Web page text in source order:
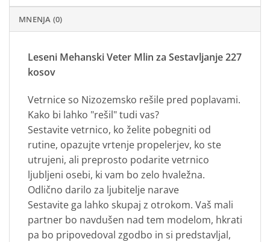
MNENJA (0)
Leseni Mehanski Veter Mlin za Sestavljanje 227
kosov
Vetrnice so Nizozemsko rešile pred poplavami.
Kako bi lahko "rešil" tudi vas?
Sestavite vetrnico, ko želite pobegniti od
rutine, opazujte vrtenje propelerjev, ko ste
utrujeni, ali preprosto podarite vetrnico
ljubljeni osebi, ki vam bo zelo hvaležna.
Odlično darilo za ljubitelje narave
Sestavite ga lahko skupaj z otrokom. Vaš mali
partner bo navdušen nad tem modelom, hkrati
pa bo pripovedoval zgodbo in si predstavljal,